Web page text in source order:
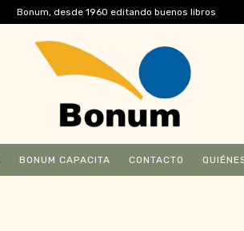
Bonum, desde 1960 editando buenos libros
BONUM CAPACITA CONTACTO